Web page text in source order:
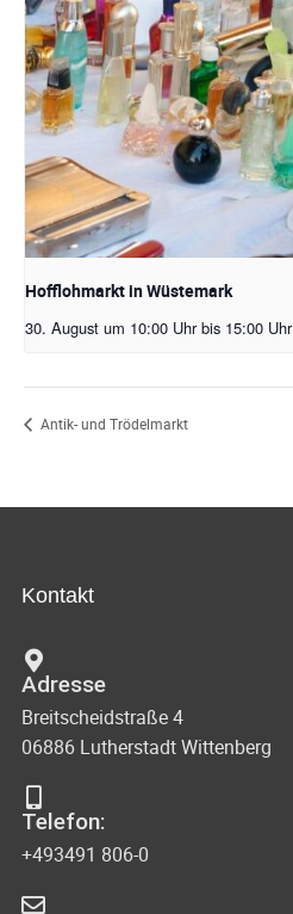
Hofflohmarkt in Wüstemark
30. August um 10:00 Uhr bis 15:00 Uhr
Antik- und Trödelmarkt
Kontakt
Adresse
Breitscheidstraße 4
06886 Lutherstadt Wittenberg
Telefon:
+493491 806-0